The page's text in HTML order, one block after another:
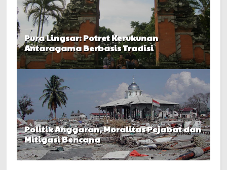
Pura Lingsar: Potret Kerukunan
Antaragama Berbasis Tradisi
Politik Anggaran, Moralitas Pejabat dan
Mitigasi Bencana